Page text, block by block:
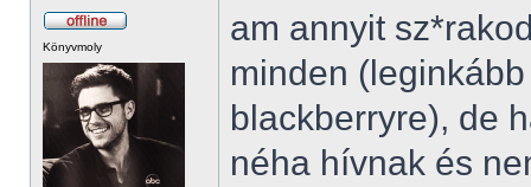
Könyvmoly
am annyit
minden
blackberryre), de
néha hívnak és